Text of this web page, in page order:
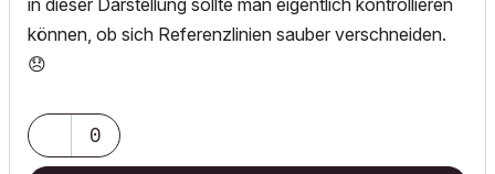
in dieser Darstellung sollte man eigentlich kontrollieren
können, ob sich Referenzlinien sauber verschneiden.
😞
0